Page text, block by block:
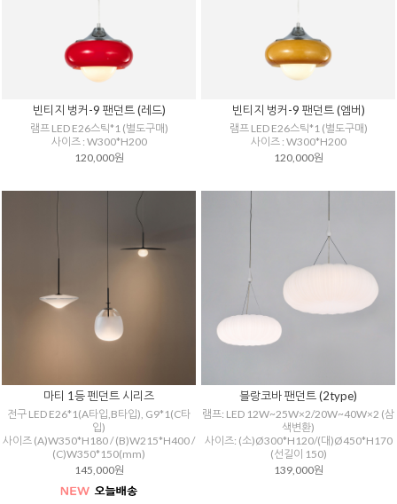
빈티지 벙커-9 팬던트 (레드)
램프 LED E26스틱*1 (별도구매)
사이즈 : W300*H200
120,000원
빈티지 벙커-9 팬던트 (엠버)
램프 LED E26스틱*1 (별도구매)
사이즈 : W300*H200
120,000원
마티 1등 펜던트 시리즈
전구 LED E26*1(A타입,B타입), G9*1(C타
입)
사이즈 (A)W350*H180 / (B)W215*H400 /
(C)W350*150(mm)
145,000원
블랑코바 팬던트 (2type)
램프: LED 12W~25W×2/20W~40W×2 (삼
색변환)
사이즈: (소)Ø300*H120/(대)Ø450*H170
(선길이 150)
139,000원